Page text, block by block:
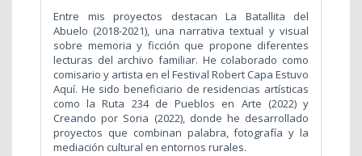
Entre mis proyectos destacan La Batallita del
Abuelo (2018-2021), una narrativa textual y visual
sobre memoria y ficción que propone diferentes
lecturas del archivo familiar. He colaborado como
comisario y artista en el Festival Robert Capa Estuvo
Aquí. He sido beneficiario de residencias artísticas
como la Ruta 234 de Pueblos en Arte (2022) y
Creando por Soria (2022), donde he desarrollado
proyectos que combinan palabra, fotografía y la
mediación cultural en entornos rurales.